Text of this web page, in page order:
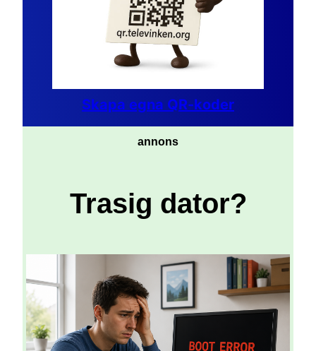
Skapa egna QR-koder
annons
Trasig dator?